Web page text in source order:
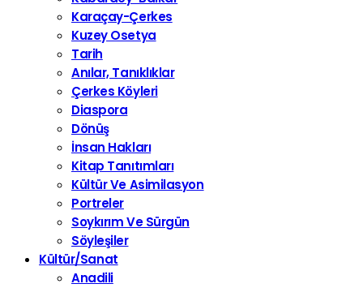
Karaçay-Çerkes
Kuzey Osetya
Tarih
Anılar, Tanıklıklar
Çerkes Köyleri
Diaspora
Dönüş
İnsan Hakları
Kitap Tanıtımları
Kültür Ve Asimilasyon
Portreler
Soykırım Ve Sürgün
Söyleşiler
Kültür/Sanat
Anadili